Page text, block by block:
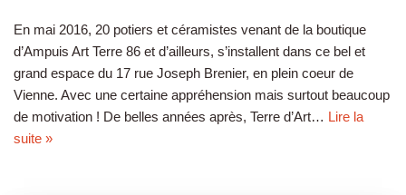
En mai 2016, 20 potiers et céramistes venant de la boutique
d’Ampuis Art Terre 86 et d’ailleurs, s’installent dans ce bel et
grand espace du 17 rue Joseph Brenier, en plein coeur de
Vienne. Avec une certaine appréhension mais surtout beaucoup
de motivation ! De belles années après, Terre d’Art… Lire la
suite »